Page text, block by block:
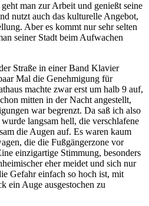
man zur Arbeit und genießt seine
nutzt auch das kulturelle Angebot,
Aber es kommt nur sehr selten
seiner Stadt beim Aufwachen
Straße in einer Band Klavier
Mal die Genehmigung für
machte zwar erst um halb 9 auf,
mitten in der Nacht angestellt,
war begrenzt. Da saß ich also
langsam hell, die verschlafene
die Augen auf. Es waren kaum
die die Fußgängerzone vor
einzigartige Stimmung, besonders
eher meidet und sich nur
Gefahr einfach so hoch ist, mit
ein Auge ausgestochen zu